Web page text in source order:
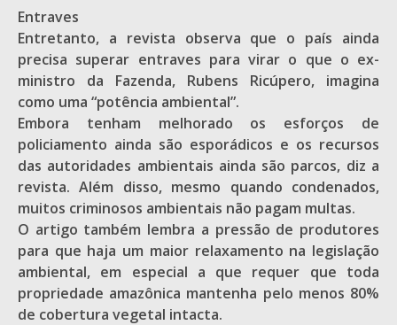
Entraves
Entretanto, a revista observa que o país ainda
precisa superar entraves para virar o que o ex-
ministro da Fazenda, Rubens Ricúpero, imagina
como uma “potência ambiental”.
Embora tenham melhorado os esforços de
policiamento ainda são esporádicos e os recursos
das autoridades ambientais ainda são parcos, diz a
revista. Além disso, mesmo quando condenados,
muitos criminosos ambientais não pagam multas.
O artigo também lembra a pressão de produtores
para que haja um maior relaxamento na legislação
ambiental, em especial a que requer que toda
propriedade amazônica mantenha pelo menos 80%
de cobertura vegetal intacta.